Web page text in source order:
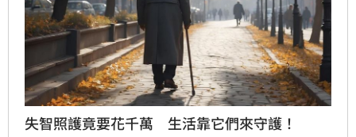
失智照護竟要花千萬 生活靠它們來守護！